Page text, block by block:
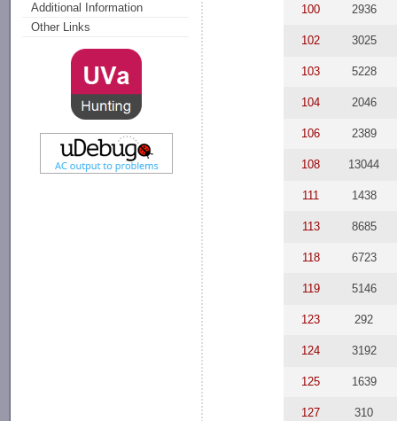
Additional Information
Other Links
100 2936
102 3025
103 5228
104 2046
106 2389
108 13044
111 1438
113 8685
118 6723
119 5146
123 292
124 3192
125 1639
127 310